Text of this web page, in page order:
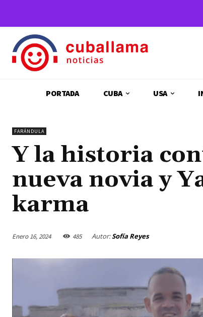
PORTADA CUBA USA
FARÁNDULA
Y la historia
nueva novia y
karma
Enero 16, 2024 485 Autor:Sofía Reyes